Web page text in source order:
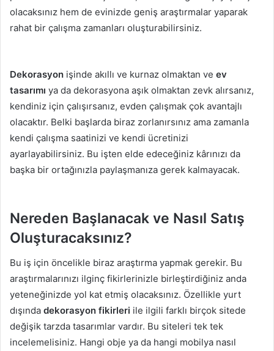
olacaksınız hem de evinizde geniş araştırmalar yaparak
rahat bir çalışma zamanları oluşturabilirsiniz.
Dekorasyon işinde akıllı ve kurnaz olmaktan ve ev
tasarımı ya da dekorasyona aşık olmaktan zevk alırsanız,
kendiniz için çalışırsanız, evden çalışmak çok avantajlı
olacaktır. Belki başlarda biraz zorlanırsınız ama zamanla
kendi çalışma saatinizi ve kendi ücretinizi
ayarlayabilirsiniz. Bu işten elde edeceğiniz kârınızı da
başka bir ortağınızla paylaşmanıza gerek kalmayacak.
Nereden Başlanacak ve Nasıl Satış
Oluşturacaksınız?
Bu iş için öncelikle biraz araştırma yapmak gerekir. Bu
araştırmalarınızı ilginç fikirlerinizle birleştirdiğiniz anda
yeteneğinizde yol kat etmiş olacaksınız. Özellikle yurt
dışında dekorasyon fikirleri ile ilgili farklı birçok sitede
değişik tarzda tasarımlar vardır. Bu siteleri tek tek
incelemelisiniz. Hangi obje ya da hangi mobilya nasıl